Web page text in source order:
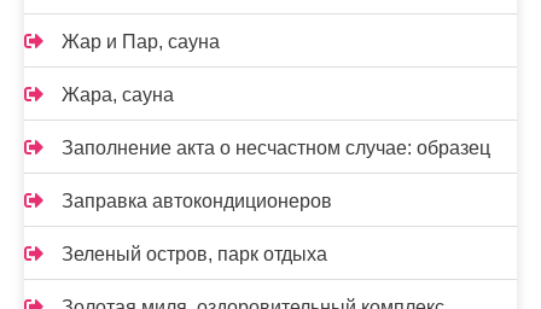
Жар и Пар, сауна
Жара, сауна
Заполнение акта о несчастном случае: образец
Заправка автокондиционеров
Зеленый остров, парк отдыха